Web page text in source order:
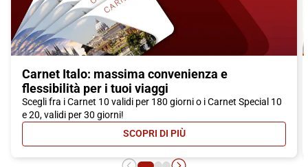
Carnet Italo: massima convenienza e
flessibilità per i tuoi viaggi
Scegli fra i Carnet 10 validi per 180 giorni o i Carnet Special 10
e 20, validi per 30 giorni!
SCOPRI DI PIÙ- CARNET ITALO: MASSIMA